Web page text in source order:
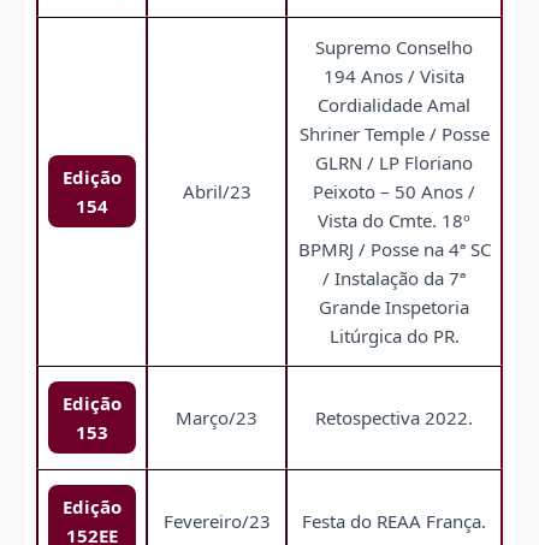
Edição
154
Abril/23
Supremo Conselho
194 Anos / Visita
Cordialidade Amal
Shriner Temple / Posse
GLRN / LP Floriano
Peixoto – 50 Anos /
Vista do Cmte. 18º
BPMRJ / Posse na 4ª SC
/ Instalação da 7ª
Grande Inspetoria
Litúrgica do PR.
Edição
153
Março/23 Retospectiva 2022.
Edição
152EE
Fevereiro/23 Festa do REAA França.